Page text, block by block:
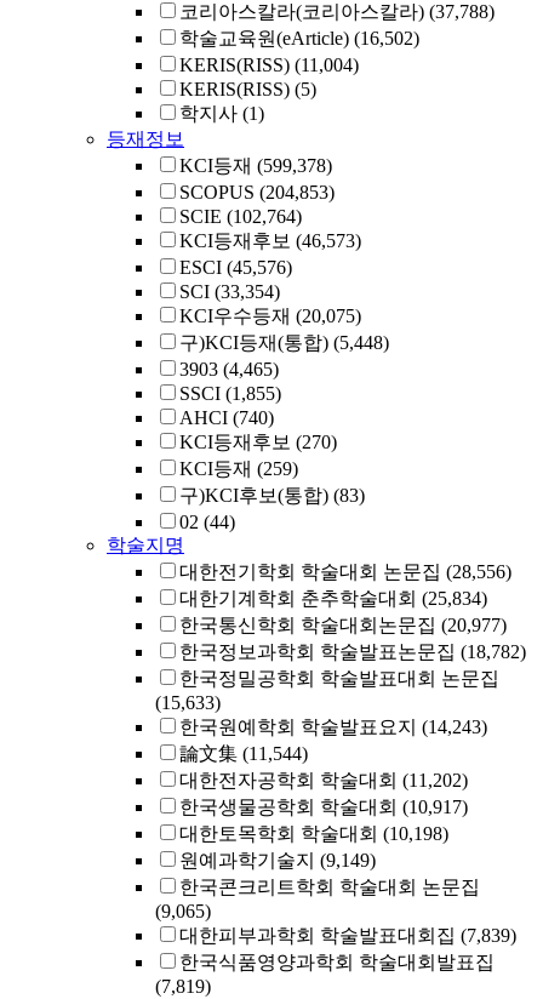
코리아스칼라(코리아스칼라) (37,788)
학술교육원(eArticle) (16,502)
KERIS(RISS) (11,004)
KERIS(RISS) (5)
학지사 (1)
등재정보
KCI등재 (599,378)
SCOPUS (204,853)
SCIE (102,764)
KCI등재후보 (46,573)
ESCI (45,576)
SCI (33,354)
KCI우수등재 (20,075)
구)KCI등재(통합) (5,448)
3903 (4,465)
SSCI (1,855)
AHCI (740)
KCI등재후보 (270)
KCI등재 (259)
구)KCI후보(통합) (83)
02 (44)
학술지명
대한전기학회 학술대회 논문집 (28,556)
대한기계학회 춘추학술대회 (25,834)
한국통신학회 학술대회논문집 (20,977)
한국정보과학회 학술발표논문집 (18,782)
한국정밀공학회 학술발표대회 논문집
(15,633)
한국원예학회 학술발표요지 (14,243)
論文集 (11,544)
대한전자공학회 학술대회 (11,202)
한국생물공학회 학술대회 (10,917)
대한토목학회 학술대회 (10,198)
원예과학기술지 (9,149)
한국콘크리트학회 학술대회 논문집
(9,065)
대한피부과학회 학술발표대회집 (7,839)
한국식품영양과학회 학술대회발표집
(7,819)